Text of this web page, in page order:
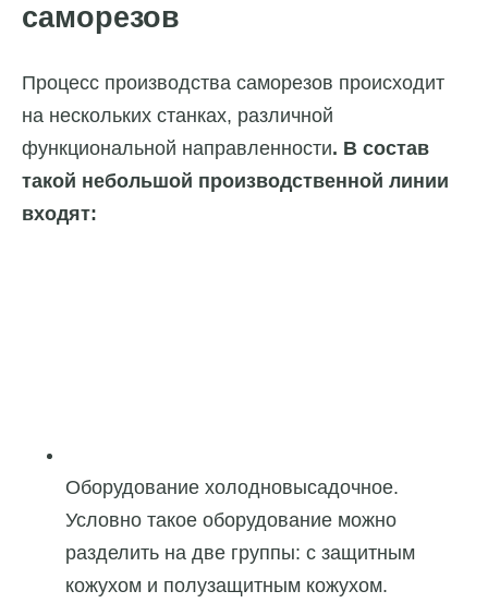
саморезов
Процесс производства саморезов происходит
на нескольких станках, различной
функциональной направленности. В состав
такой небольшой производственной линии
входят:
Оборудование холодновысадочное.
Условно такое оборудование можно
разделить на две группы: с защитным
кожухом и полузащитным кожухом.